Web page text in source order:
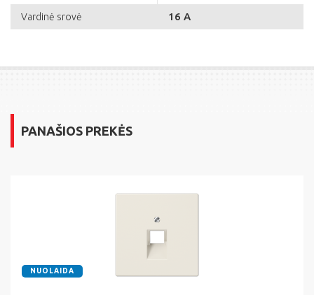
Vardinė srovė 16 A
PANAŠIOS PREKĖS
NUOLAIDA